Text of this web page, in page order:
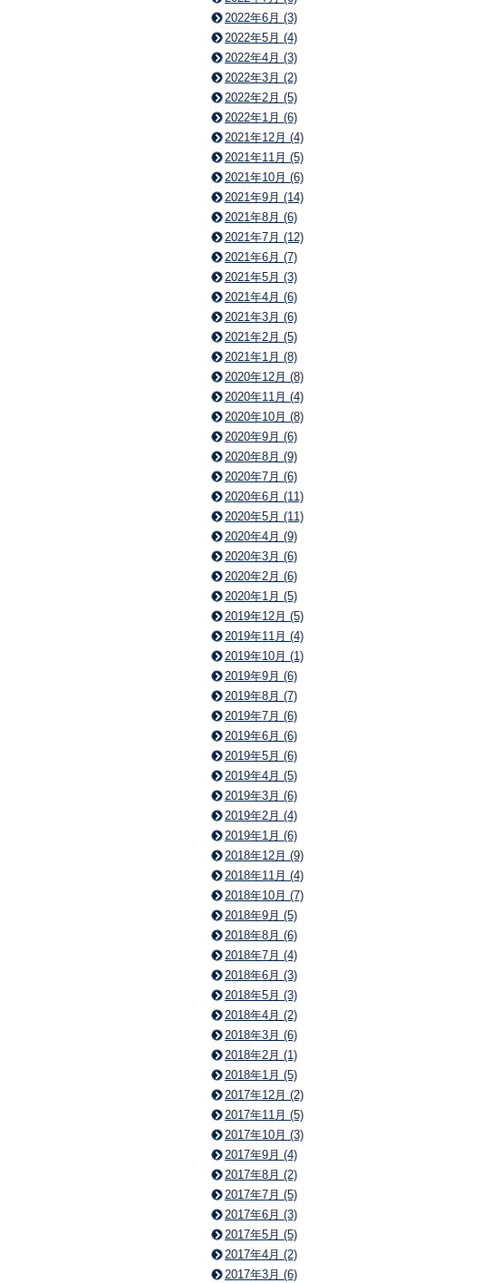
2022年6月 (3)
2022年5月 (4)
2022年4月 (3)
2022年3月 (2)
2022年2月 (5)
2022年1月 (6)
2021年12月 (4)
2021年11月 (5)
2021年10月 (6)
2021年9月 (14)
2021年8月 (6)
2021年7月 (12)
2021年6月 (7)
2021年5月 (3)
2021年4月 (6)
2021年3月 (6)
2021年2月 (5)
2021年1月 (8)
2020年12月 (8)
2020年11月 (4)
2020年10月 (8)
2020年9月 (6)
2020年8月 (9)
2020年7月 (6)
2020年6月 (11)
2020年5月 (11)
2020年4月 (9)
2020年3月 (6)
2020年2月 (6)
2020年1月 (5)
2019年12月 (5)
2019年11月 (4)
2019年10月 (1)
2019年9月 (6)
2019年8月 (7)
2019年7月 (6)
2019年6月 (6)
2019年5月 (6)
2019年4月 (5)
2019年3月 (6)
2019年2月 (4)
2019年1月 (6)
2018年12月 (9)
2018年11月 (4)
2018年10月 (7)
2018年9月 (5)
2018年8月 (6)
2018年7月 (4)
2018年6月 (3)
2018年5月 (3)
2018年4月 (2)
2018年3月 (6)
2018年2月 (1)
2018年1月 (5)
2017年12月 (2)
2017年11月 (5)
2017年10月 (3)
2017年9月 (4)
2017年8月 (2)
2017年7月 (5)
2017年6月 (3)
2017年5月 (5)
2017年4月 (2)
2017年3月 (6)